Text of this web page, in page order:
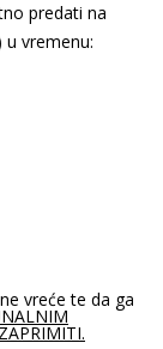
predati na
u vremenu:
vreće te da ga